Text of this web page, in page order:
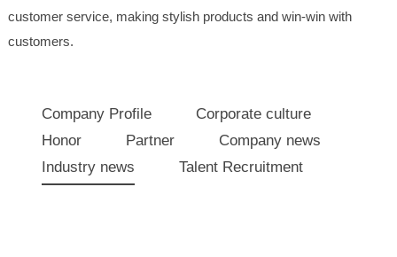
customer service, making stylish products and win-win with
customers.
Company Profile
Corporate culture
Honor
Partner
Company news
Industry news
Talent Recruitment